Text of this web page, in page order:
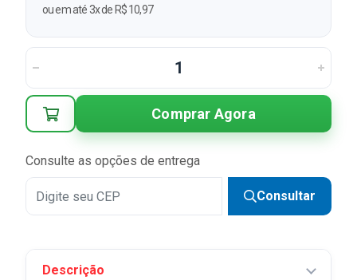
ou em até 3x de R$ 10,97
Comprar Agora
Consulte as opções de entrega
Consultar
Descrição